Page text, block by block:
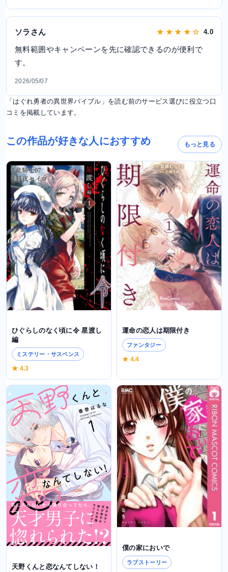
ソラさん ★ ★ ★ ★ ☆ 4.0
無料範囲やキャンペーンを先に確認できるのが便利で
す。
2026/05/07
「はぐれ勇者の異世界バイブル」を読む前のサービス選びに役立つ口
コミを掲載しています。
この作品が好きな人におすすめ もっと見る
ひぐらしのなく頃に令 星渡し
編
ミステリー・サスペンス
★ 4.3
運命の恋人は期限付き
ファンタジー
★ 4.4
天野くんと恋なんてしない！
僕の家においで
ラブストーリー